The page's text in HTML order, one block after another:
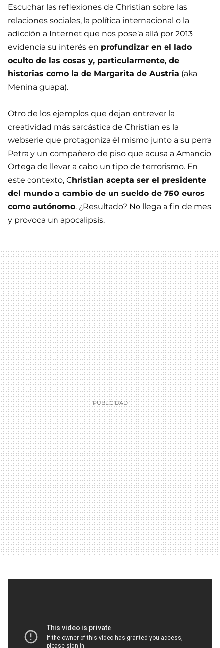
Escuchar las reflexiones de Christian sobre las
relaciones sociales, la política internacional o la
adicción a Internet que nos poseía allá por 2013
evidencia su interés en profundizar en el lado
oculto de las cosas y, particularmente, de
historias como la de Margarita de Austria (aka
Menina guapa).
Otro de los ejemplos que dejan entrever la
creatividad más sarcástica de Christian es la
webserie que protagoniza él mismo junto a su perra
Petra y un compañero de piso que acusa a Amancio
Ortega de llevar a cabo un tipo de terrorismo. En
este contexto, Christian acepta ser el presidente
del mundo a cambio de un sueldo de 750 euros
como autónomo. ¿Resultado? No llega a fin de mes
y provoca un apocalipsis.